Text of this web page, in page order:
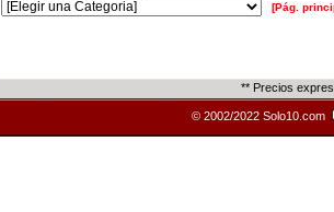
[Pág.
** Precios
© 2002/2022 Solo10.com